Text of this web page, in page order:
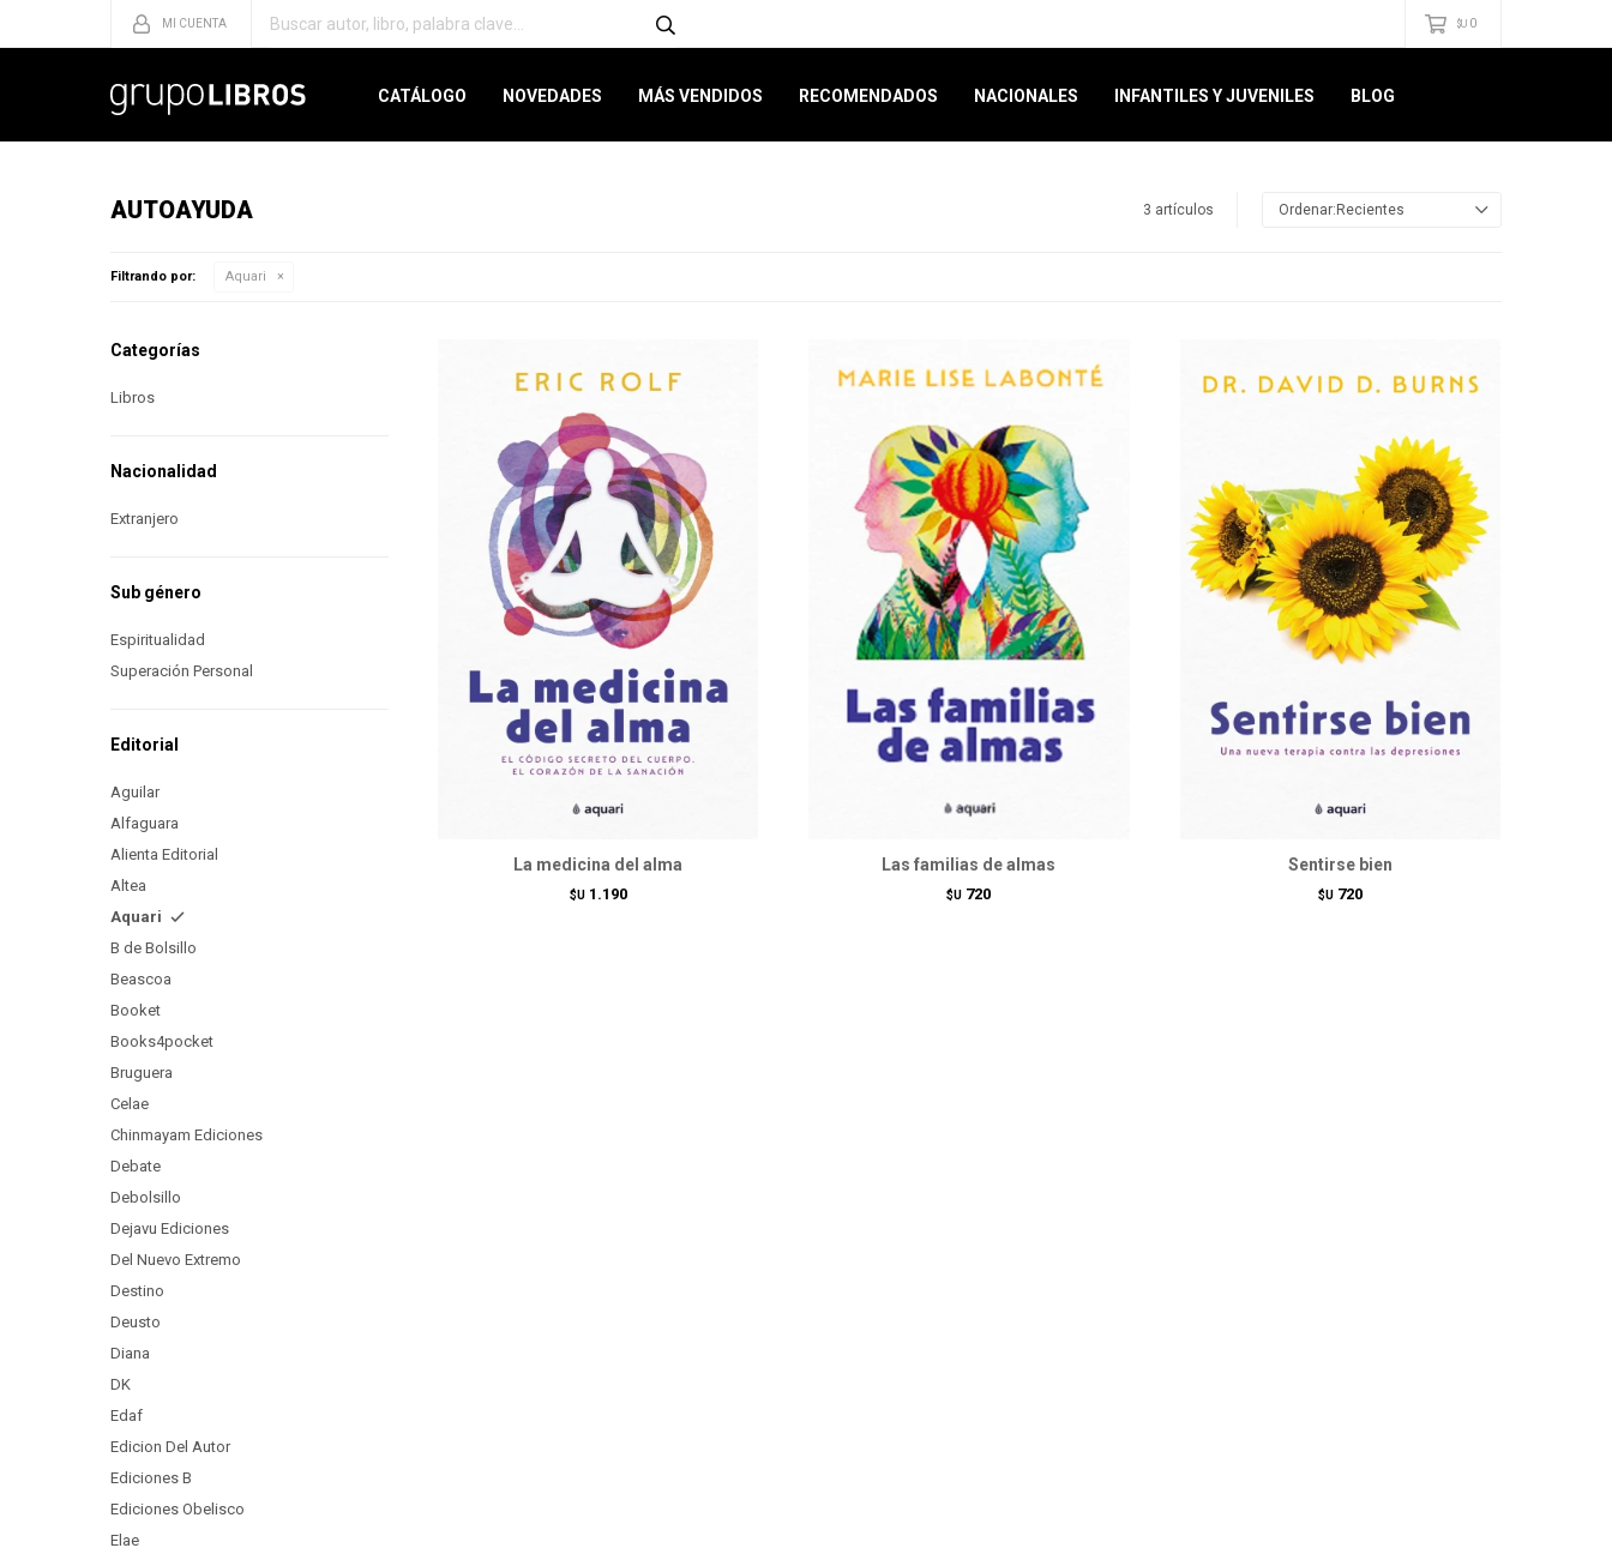
CATÁLOGO NOVEDADES MÁS VENDIDOS RECOMENDADOS NACIONALES INFANTILES Y JUVENILES BLOG
$U 0
AUTOAYUDA 3 artículos Recientes
Filtrando por: Aquari
La medicina del alma
$U 1.190
Las familias de almas
$U 720
Sentirse bien
$U 720
Categorías
Libros
Nacionalidad
Extranjero
Sub género
Espiritualidad
Superación Personal
Editorial
Aguilar
Alfaguara
Alienta Editorial
Altea
Aquari
B de Bolsillo
Beascoa
Booket
Books4pocket
Bruguera
Celae
Chinmayam Ediciones
Debate
Debolsillo
Dejavu Ediciones
Del Nuevo Extremo
Destino
Deusto
Diana
DK
Edaf
Edicion Del Autor
Ediciones B
Ediciones Obelisco
Elae